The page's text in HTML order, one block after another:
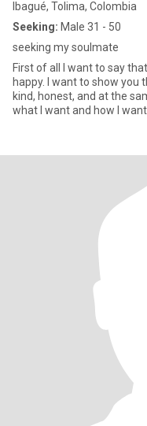
Ibagué, Tolima, Colombia
Seeking: Male 31 - 50
seeking my soulmate
First of all I want to say
happy. I want to show you
kind, honest, and at the
what I want and how I